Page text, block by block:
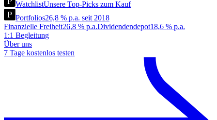
WatchlistUnsere Top-Picks zum Kauf
Portfolios26,8 % p.a. seit 2018
Finanzielle Freiheit26,8 % p.a.Dividendendepot18,6 % p.a.
1:1 Begleitung
Über uns
7 Tage kostenlos testen